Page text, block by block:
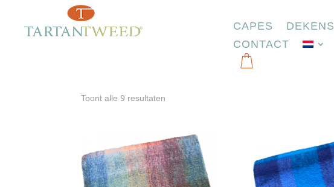
CAPES DEKENS
CONTACT
Toont alle 9 resultaten